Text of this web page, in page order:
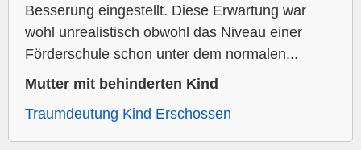
Besserung eingestellt. Diese Erwartung war
wohl unrealistisch obwohl das Niveau einer
Förderschule schon unter dem normalen...
Mutter mit behinderten Kind
Traumdeutung Kind Erschossen